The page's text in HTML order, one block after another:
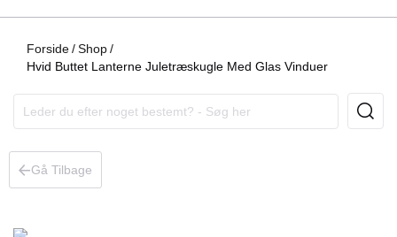
Forside/Shop/
Hvid Buttet Lanterne Juletræskugle Med Glas Vinduer
Gå Tilbage